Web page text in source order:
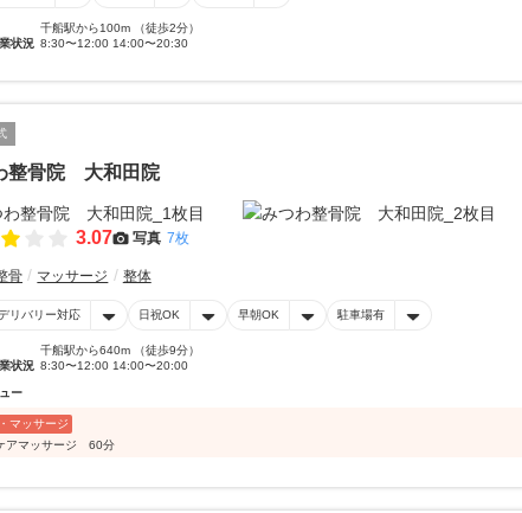
千船駅から100m （徒歩2分）
状況 8:30〜12:00 14:00〜20:30
整骨院 大和田院
3.07 写真 7枚
骨 マッサージ 整体
リバリー対応 日祝OK 早朝OK 駐車場有
千船駅から640m （徒歩9分）
状況 8:30〜12:00 14:00〜20:00
ー
マッサージ
アマッサージ 60分